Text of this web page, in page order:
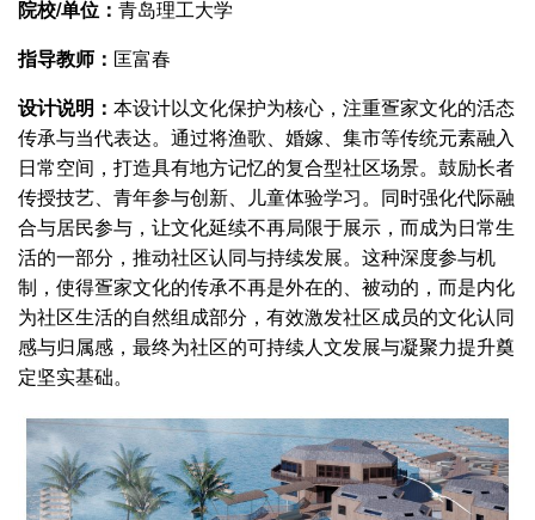
院校/单位： 青岛理工大学
指导教师： 匡富春
设计说明： 本设计以文化保护为核心，注重疍家文化的活态
传承与当代表达。通过将渔歌、婚嫁、集市等传统元素融入
日常空间，打造具有地方记忆的复合型社区场景。鼓励长者
传授技艺、青年参与创新、儿童体验学习。同时强化代际融
合与居民参与，让文化延续不再局限于展示，而成为日常生
活的一部分，推动社区认同与持续发展。这种深度参与机
制，使得疍家文化的传承不再是外在的、被动的，而是内化
为社区生活的自然组成部分，有效激发社区成员的文化认同
感与归属感，最终为社区的可持续人文发展与凝聚力提升奠
定坚实基础。